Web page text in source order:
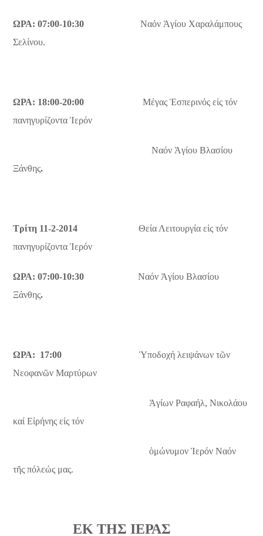
ΩΡΑ: 07:00-10:30
Ναόν Ἁγίου Χαραλάμπους
Σελίνου.
ΩΡΑ: 18:00-20:00
Μέγας Ἑσπερινός εἰς τόν
πανηγυρίζοντα Ἱερόν
Ναόν Ἁγίου Βλασίου
Ξάνθης.
Τρίτη 11-2-2014
Θεία Λειτουργία εἰς τόν
πανηγυρίζοντα Ἱερόν
ΩΡΑ: 07:00-10:30
Ναόν Ἁγίου Βλασίου
Ξάνθης.
ΩΡΑ: 17:00
Ὑποδοχή λειψάνων τῶν
Νεοφανῶν Μαρτύρων
Ἁγίων Ραφαήλ, Νικολάου
καί Εἰρήνης εἰς τόν
ὁμώνυμον Ἱερόν Ναόν
τῆς πόλεώς μας.
ΕΚ ΤΗΣ ΙΕΡΑΣ